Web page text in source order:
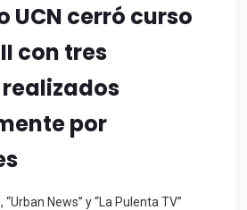
UCN cerró curso
con tres
por
“Urban News” y “La Pulenta TV”